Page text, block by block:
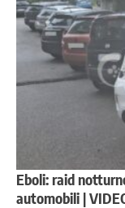
Eboli: raid
automobili |